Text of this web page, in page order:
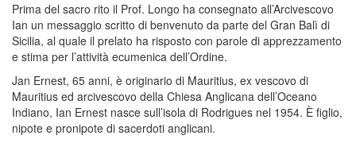
Prima del sacro rito il Prof. Longo ha consegnato all’Arcivescovo
Ian un messaggio scritto di benvenuto da parte del Gran Balì di
Sicilia, al quale il prelato ha risposto con parole di apprezzamento
e stima per l’attività ecumenica dell’Ordine.
Jan Ernest, 65 anni, è originario di Mauritius, ex vescovo di
Mauritius ed arcivescovo della Chiesa Anglicana dell’Oceano
Indiano, Ian Ernest nasce sull’isola di Rodrigues nel 1954. È figlio,
nipote e pronipote di sacerdoti anglicani.